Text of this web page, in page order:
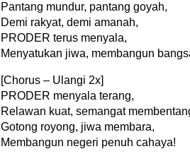
Pantang mundur, pantang goyah,
Demi rakyat, demi amanah,
PRODER terus menyala,
Menyatukan jiwa, membangun
[Chorus – Ulangi 2x]
PRODER menyala terang,
Relawan kuat, semangat
Gotong royong, jiwa membara,
Membangun negeri penuh cahaya!